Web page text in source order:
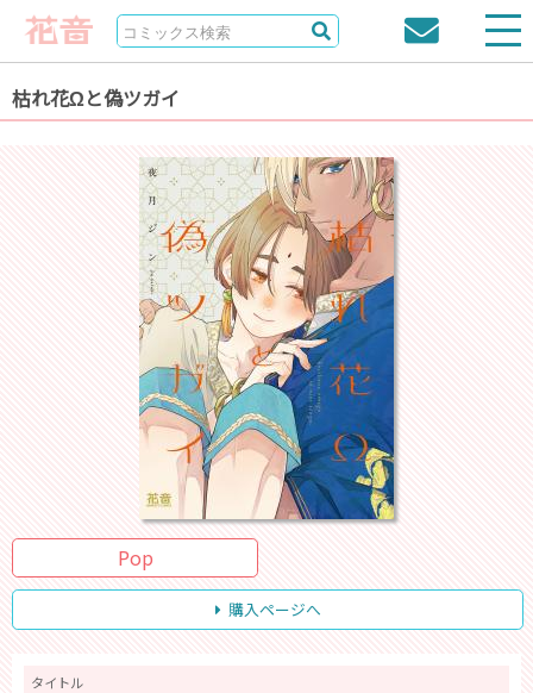
枯れ花Ωと偽ツガイ
Pop
購入ページへ
タイトル